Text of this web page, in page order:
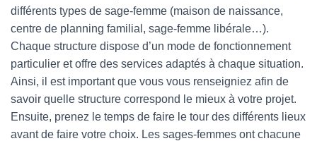
différents types de sage-femme (maison de naissance,
centre de planning familial, sage-femme libérale…).
Chaque structure dispose d’un mode de fonctionnement
particulier et offre des services adaptés à chaque situation.
Ainsi, il est important que vous vous renseigniez afin de
savoir quelle structure correspond le mieux à votre projet.
Ensuite, prenez le temps de faire le tour des différents lieux
avant de faire votre choix. Les sages-femmes ont chacune